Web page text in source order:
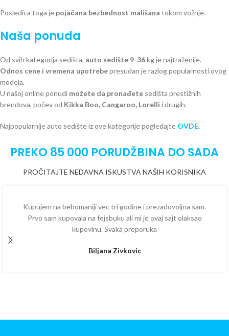
Posledica toga je pojačana bezbednost mališana tokom vožnje.
Naša ponuda
Od svih kategorija sedišta, auto sedište 9-36kg je najtraženije.
Odnos cene i vremena upotrebepresudan je razlog popularnosti ovog
modela.
U našoj online ponudi možete da pronađete sedišta prestižnih
brendova, počev od Kikka Boo, Cangaroo, Lorelli i drugih.
Najpopularnije auto sedište iz ove kategorije pogledajte OVDE.
PREKO 85 000 PORUDŽBINA DO SADA
PROČITAJTE NEDAVNA ISKUSTVA NAŠIH KORISNIKA
Kupujem na bebomaniji vec tri godine i prezadovoljna sam.
Prvo sam kupovala na fejsbuku ali mi je ovaj sajt olaksao
kupovinu. Svaka preporuka
Biljana Zivkovic